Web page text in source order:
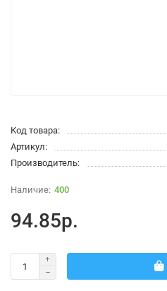
Код товара:
Артикул:
Производитель:
400
94.85р.